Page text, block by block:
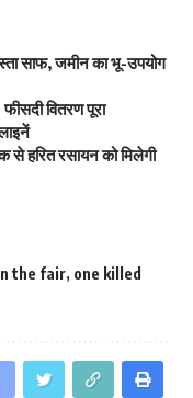
साफ, जमीन का भू-उपयोग
वितरण पूरा
से हरित रसायन को मिलेगी
the fair, one killed